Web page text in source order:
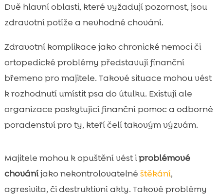
Dvě hlavní oblasti, které vyžadují pozornost, jsou
zdravotní potíže a nevhodné chování.
Zdravotní komplikace jako chronické nemoci či
ortopedické problémy představují finanční
břemeno pro majitele. Takové situace mohou vést
k rozhodnutí umístit psa do útulku. Existují ale
organizace poskytující finanční pomoc a odborné
poradenství pro ty, kteří čelí takovým výzvám.
Majitele mohou k opuštění vést iproblémové
chováníjako nekontrolovatelné štěkání,
agresivita, či destruktivní akty. Takové problémy